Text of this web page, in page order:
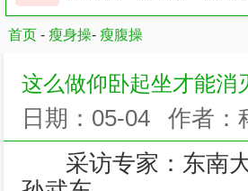
首页 - 瘦身操- 瘦腹操
这么做仰卧起坐才能消
日期：05-04 作者：
采访专家：东南大